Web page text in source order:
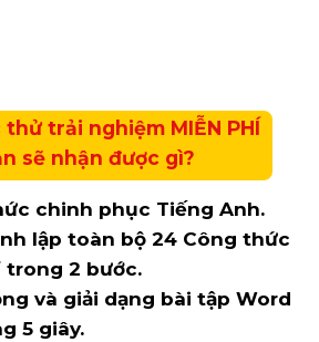
thử trải nghiệm MIỄN PHÍ
sẽ nhận được gì?
chinh phục Tiếng Anh.
lập toàn bộ 24 Công thức
2 bước.
và giải dạng bài tập Word
5 giây.